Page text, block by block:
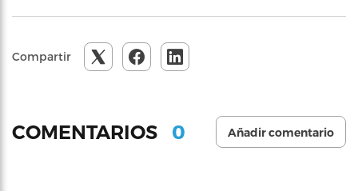
Compartir
COMENTARIOS 0 Añadir comentario